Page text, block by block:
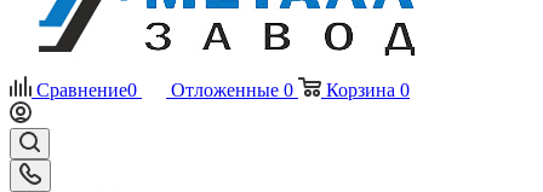
Сравнение0 Отложенные 0 Корзина 0